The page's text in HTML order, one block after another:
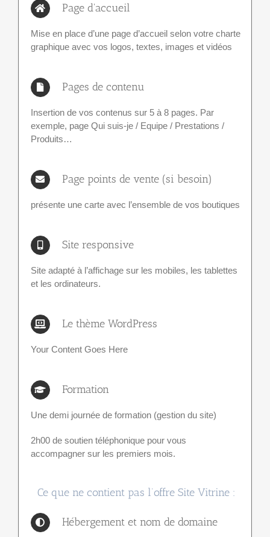
Page d'accueil
Mise en place d’une page d’accueil selon votre charte
graphique avec vos logos, textes, images et vidéos
Pages de contenu
Insertion de vos contenus sur 5 à 8 pages. Par
exemple, page Qui suis-je / Equipe / Prestations /
Produits…
Page points de vente (si besoin)
présente une carte avec l’ensemble de vos boutiques
Site responsive
Site adapté à l’affichage sur les mobiles, les tablettes
et les ordinateurs.
Le thème WordPress
Your Content Goes Here
Formation
Une demi journée de formation (gestion du site)
2h00 de soutien téléphonique pour vous
accompagner sur les premiers mois.
Ce que ne contient pas l’offre Site Vitrine :
Hébergement et nom de domaine